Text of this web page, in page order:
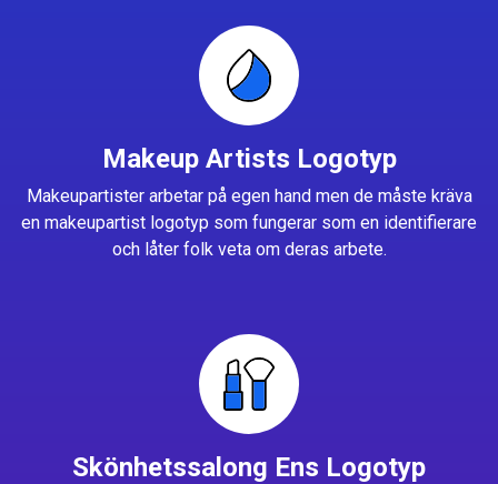
Makeup Artists Logotyp
Makeupartister arbetar på egen hand men de måste kräva
en makeupartist logotyp som fungerar som en identifierare
och låter folk veta om deras arbete.
Skönhetssalong Ens Logotyp